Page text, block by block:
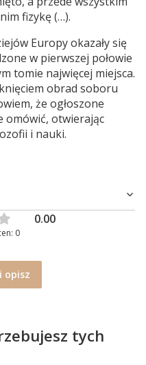
fizykę (…).
Europy okazały się
w pierwszej połowie
tomie najwięcej miejsca.
obrad soboru
że ogłoszone
omówić, otwierając
i nauki.
0.00
0
opisz
tych